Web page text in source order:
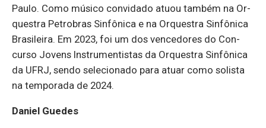
Paulo. Como mú­sico con­vi­dado atuou também na Or­
questra Pe­tro­bras Sinfô­nica e na Or­questra Sinfô­nica
Bra­si­leira. Em 2023, foi um dos ven­ce­dores do Con­
curso Jo­vens Ins­tru­men­tistas da Or­questra Sinfô­nica
da UFRJ, sendo se­le­ci­o­nado para atuar como so­lista
na tem­po­rada de 2024.
Daniel Guedes